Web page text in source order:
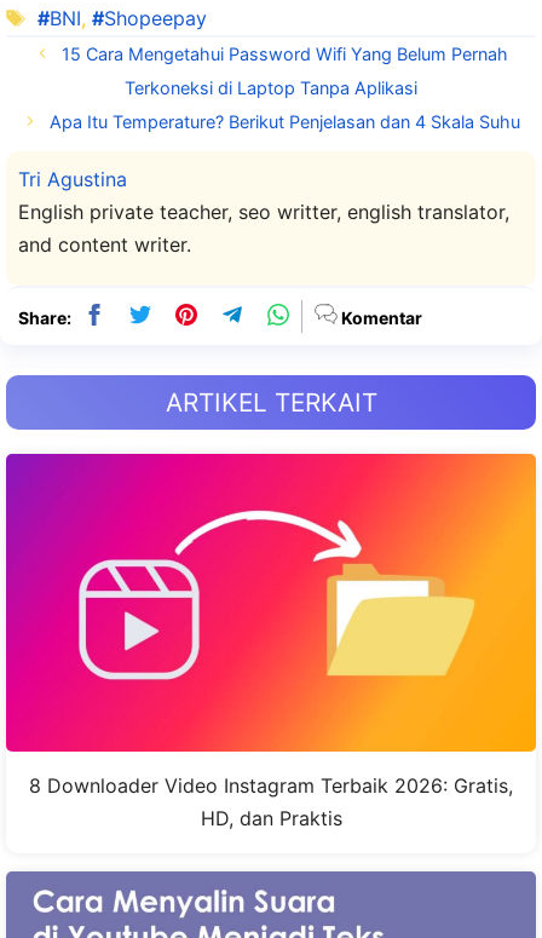
Tag
BNI, Shopeepay
15 Cara Mengetahui Password Wifi Yang Belum Pernah
Terkoneksi di Laptop Tanpa Aplikasi
Apa Itu Temperature? Berikut Penjelasan dan 4 Skala Suhu
Tri Agustina
English private teacher, seo writter, english translator,
and content writer.
Share: Komentar
ARTIKEL TERKAIT
8 Downloader Video Instagram Terbaik 2026: Gratis,
HD, dan Praktis